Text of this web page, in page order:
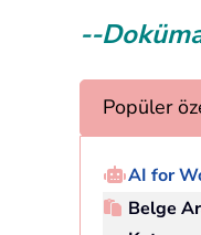
--
Popüler
AI for
Belge